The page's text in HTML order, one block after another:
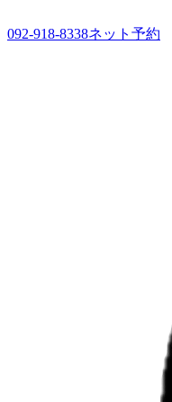
092-918-8338ネット予約